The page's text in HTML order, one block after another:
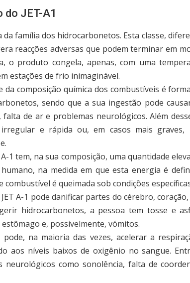
do JET-A1
da família dos hidrocarbonetos. Esta classe,
reacções adversas que podem terminar em
o produto congela, apenas, com uma
estações de frio inimaginável.
da composição química dos combustíveis é
sendo que a sua ingestão pode
de ar e problemas neurológicos. Além
irregular e rápida ou, em casos mais graves,
1 tem, na sua composição, uma quantidade
na medida em que esta energia é
é queimada sob condições
A-1 pode danificar partes do cérebro,
hidrocarbonetos, a pessoa tem tosse e
e, possivelmente, vómitos.
na maioria das vezes, acelerar a
aos níveis baixos de oxigênio no sangue.
neurológicos como sonolência, falta de